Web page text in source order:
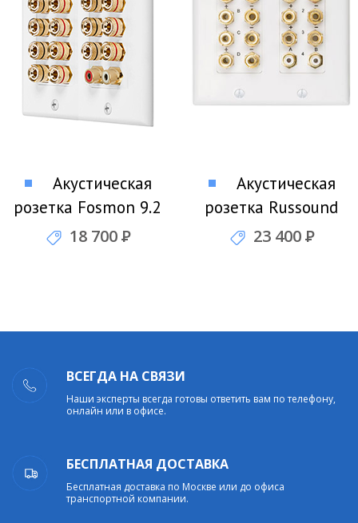
Акустическая
розетка Fosmon 9.2
Surround Sound Wall
18 700Р
Акустическая
розетка Russound
HTP-7.2
23 400Р
ВСЕГДА НА СВЯЗИ
Наши эксперты всегда готовы ответить вам по телефону,
онлайн или в офисе.
БЕСПЛАТНАЯ ДОСТАВКА
Бесплатная доставка по Москве или до офиса
транспортной компании.